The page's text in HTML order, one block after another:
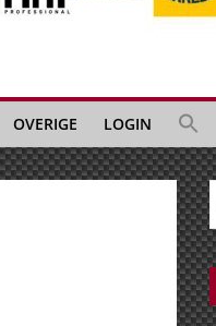
OVERIGE LOGIN